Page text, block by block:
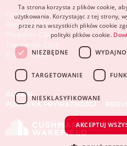
Kontakt
Raporty C&W
Poradniki C&W
Transakcje C&W
Eventy C&W
GLOBAL
POLITYKA PRYWATNOŚCI
Ta strona korzysta z plików cookie,
użytkowania. Korzystając z tej strony,
przez nas wszystkich plików cookie
polityki plików cookie.
NIEZBĘDNE
TARGETOWANIE
NIESKLASYFIKOWANE
AKCEPTUJ